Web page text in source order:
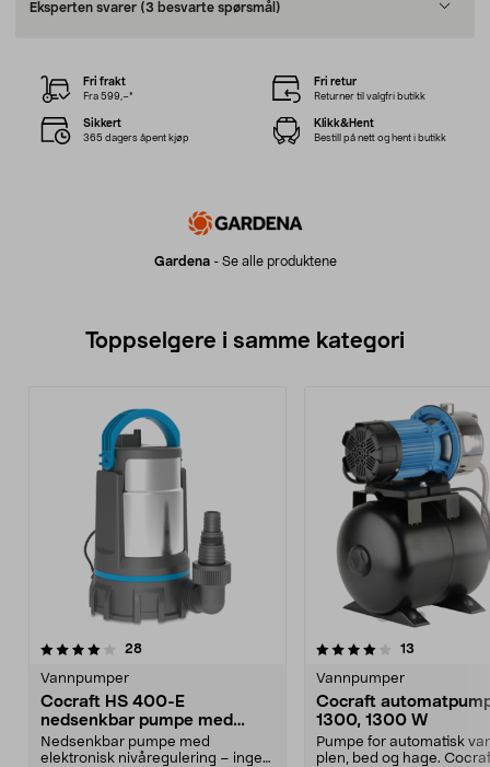
Eksperten svarer (3 besvarte spørsmål)
Gardena- Se alle produktene
Fri frakt
Fra 599,–*
Fri retur
Returner til valgfri butikk
Sikkert
365 dagers åpent kjøp
Klikk&Hent
Bestill på nett og hent i butikk
Toppselgere i samme kategori
28anmeldelser
Vannpumper
Cocraft HS 400-E
nedsenkbar pumpe med
elektronisk nivåvakt
Nedsenkbar pumpe med
elektronisk nivåregulering – ingen
4.0 av 5 stjerner 13
Vannpumper
Cocraft
1300, 1300 W
Pumpe for automatisk
plen, bed og hage.
3.5 av 5 stjerner